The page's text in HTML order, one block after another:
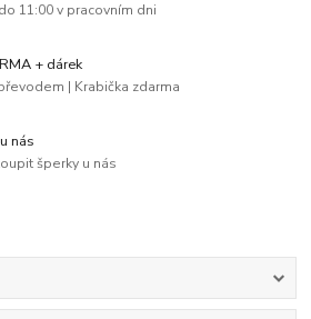
11:00 v pracovním dni
+ dárek
| Krabička zdarma
nás
šperky u nás